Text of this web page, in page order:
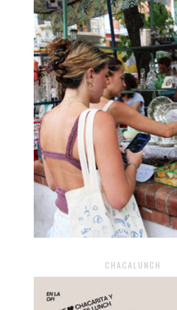
CHACALUNCH